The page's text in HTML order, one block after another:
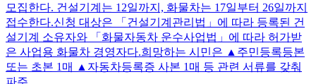
모집한다. 건설기계는 12일까지, 화물차는 17일부터 26일까지
접수한다.신청 대상은 「건설기계관리법」에 따라 등록된 건
설기계 소유자와 「화물자동차 운수사업법」에 따라 허가받
은 사업용 화물차 경영자다.희망하는 시민은 ▲주민등록등본
또는 초본 1매 ▲자동차등록증 사본 1매 등 관련 서류를 갖춰